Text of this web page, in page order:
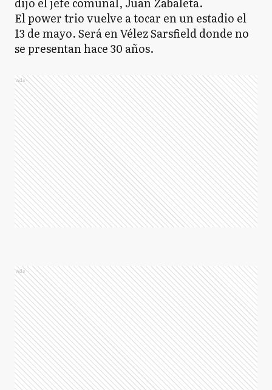
El power trio vuelve a tocar en un estadio el
13 de mayo. Será en Vélez Sarsfield donde no
se presentan hace 30 años.
Ads
Ads